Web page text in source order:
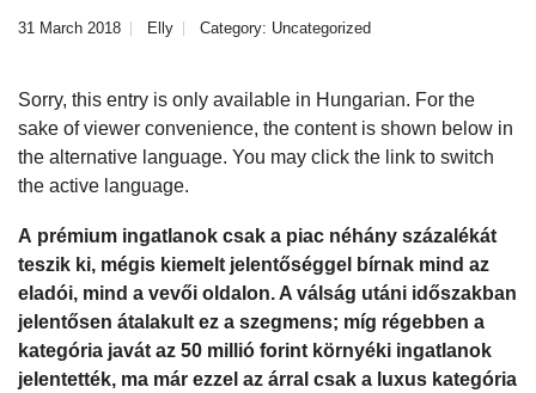
31 March 2018 Elly Category: Uncategorized
Sorry, this entry is only available in Hungarian. For the
sake of viewer convenience, the content is shown below in
the alternative language. You may click the link to switch
the active language.
A prémium ingatlanok csak a piac néhány százalékát
teszik ki, mégis kiemelt jelentőséggel bírnak mind az
eladói, mind a vevői oldalon. A válság utáni időszakban
jelentősen átalakult ez a szegmens; míg régebben a
kategória javát az 50 millió forint környéki ingatlanok
jelentették, ma már ezzel az árral csak a luxus kategória